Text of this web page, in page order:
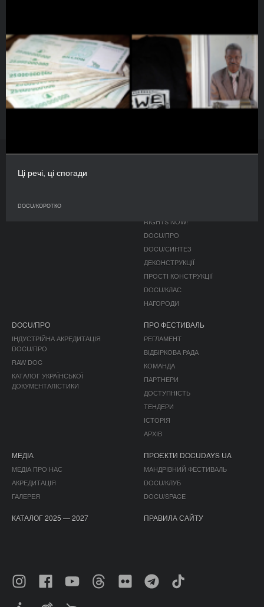
DOCU/КОРОТКО
У пошуках кращої долі
Ці речі, ці спогади
DOCU/КОРОТКО
ЖУРНАЛ
RIGHTS NOW!
DOCU/ПРО
DOCU/СИНТЕЗ
ДЕКОНСТРУКЦІЇ
ПРОСТІ КОНСТРУКЦІЇ
DOCU/КЛАС
НАГОРОДИ
DOCU/ПРО
ІНДУСТРІЙНА АКРЕДИТАЦІЯ
DOCU/ПРО
RAW DOC
КАТАЛОГ УКРАЇНСЬКОЇ
ДОКУМЕНТАЛІСТИКИ
ПРО ФЕСТИВАЛЬ
РЕГЛАМЕНТ
ВІДБІРКОВА РАДА
КОМАНДА
ПАРТНЕРИ
ДОСТУПНІСТЬ
ТЕНДЕРИ
ІСТОРІЯ
АРХІВ
МЕДІА
МЕДІА ПРО НАС
АКРЕДИТАЦІЯ
ГАЛЕРЕЯ
ПРОЄКТИ DOCUDAYS UA
МАНДРІВНИЙ ФЕСТИВАЛЬ
DOCU/КЛУБ
DOCU/SPACE
КАТАЛОГ 2025 — 2027 ПРАВИЛА САЙТУ